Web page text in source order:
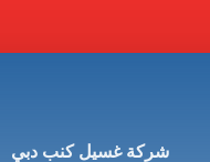
شركة غسيل كنب دبي